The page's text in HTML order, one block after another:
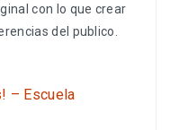
con lo que crear
del publico.
– Escuela